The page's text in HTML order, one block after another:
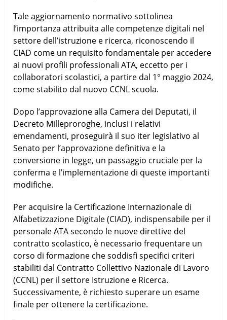
Tale aggiornamento normativo sottolinea
l’importanza attribuita alle competenze digitali nel
settore dell’istruzione e ricerca, riconoscendo il
CIAD come un requisito fondamentale per accedere
ai nuovi profili professionali ATA, eccetto per i
collaboratori scolastici, a partire dal 1° maggio 2024,
come stabilito dal nuovo CCNL scuola.
Dopo l’approvazione alla Camera dei Deputati, il
Decreto Milleproroghe, inclusi i relativi
emendamenti, proseguirà il suo iter legislativo al
Senato per l’approvazione definitiva e la
conversione in legge, un passaggio cruciale per la
conferma e l’implementazione di queste importanti
modifiche.
Per acquisire la Certificazione Internazionale di
Alfabetizzazione Digitale (CIAD), indispensabile per il
personale ATA secondo le nuove direttive del
contratto scolastico, è necessario frequentare un
corso di formazione che soddisfi specifici criteri
stabiliti dal Contratto Collettivo Nazionale di Lavoro
(CCNL) per il settore Istruzione e Ricerca.
Successivamente, è richiesto superare un esame
finale per ottenere la certificazione.